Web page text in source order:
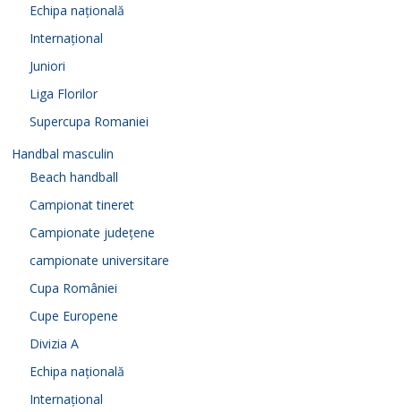
Echipa națională
Internațional
Juniori
Liga Florilor
Supercupa Romaniei
Handbal masculin
Beach handball
Campionat tineret
Campionate județene
campionate universitare
Cupa României
Cupe Europene
Divizia A
Echipa națională
Internațional